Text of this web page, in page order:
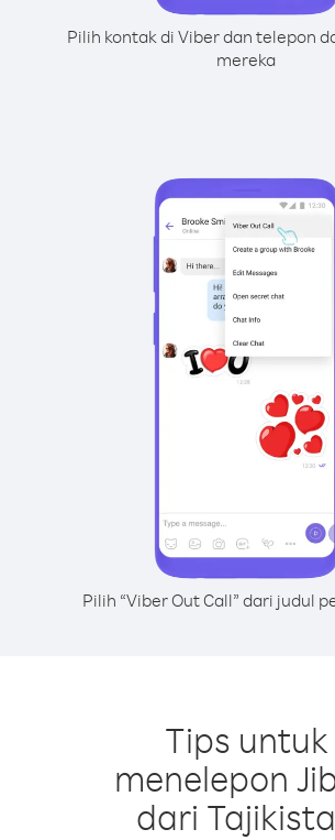
Pilih kontak di Viber dan telepon
mereka
Pilih “Viber Out Call” dari judul
Tips untuk
menelepon
dari